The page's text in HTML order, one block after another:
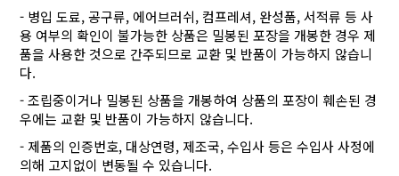
- 병입 도료, 공구류, 에어브러쉬, 컴프레셔, 완성품, 서적류 등 사
용 여부의 확인이 불가능한 상품은 밀봉된 포장을 개봉한 경우 제
품을 사용한 것으로 간주되므로 교환 및 반품이 가능하지 않습니
다.
- 조립중이거나 밀봉된 상품을 개봉하여 상품의 포장이 훼손된 경
우에는 교환 및 반품이 가능하지 않습니다.
- 제품의 인증번호, 대상연령, 제조국, 수입사 등은 수입사 사정에
의해 고지없이 변동될 수 있습니다.